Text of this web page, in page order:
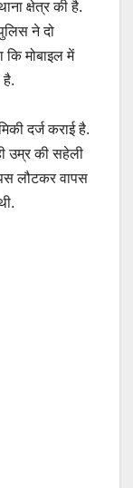
क्षेत्र की है.
ने दो
कि मोबाइल में
है.
दर्ज कराई है.
उम्र की सहेली
लौटकर वापस